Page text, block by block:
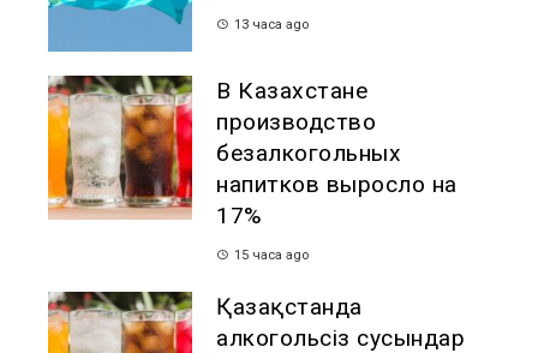
13 часа ago
В Казахстане
производство
безалкогольных
напитков выросло на
17%
15 часа ago
Қазақстанда
алкогольсіз сусындар